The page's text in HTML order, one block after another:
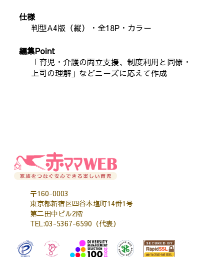
仕様
判型A4版（縦）・全18P・カラー
編集Point
「育児・介護の両立支援、制度利用と同僚・
上司の理解」などニーズに応えて作成
〒160-0003
東京都新宿区四谷本塩町14番1号
第二田中ビル2階
TEL:03-5367-6590（代表）